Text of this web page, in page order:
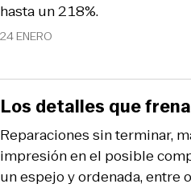
24 ENERO
hasta un 218%.
Reparaciones sin terminar,
impresión en el posible
un espejo y ordenada, entre
Los detalles que